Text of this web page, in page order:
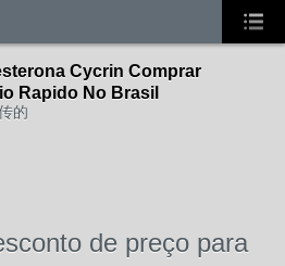
Cycrin Comprar
Rapido No Brasil
的
de preço para